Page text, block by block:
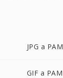
JPG a PAM
GIF a PAM